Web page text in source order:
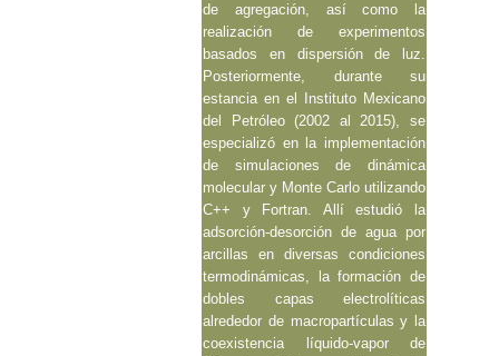
de agregación, así como la
realización de experimentos
basados en dispersión de luz.
Posteriormente, durante su
estancia en el Instituto Mexicano
del Petróleo (2002 al 2015), se
especializó en la implementación
de simulaciones de dinámica
molecular y Monte Carlo utilizando
C++ y Fortran. Allí estudió la
adsorción-desorción de agua por
arcillas en diversas condiciones
termodinámicas, la formación de
dobles capas electrolíticas
alrededor de macropartículas y la
coexistencia líquido-vapor de